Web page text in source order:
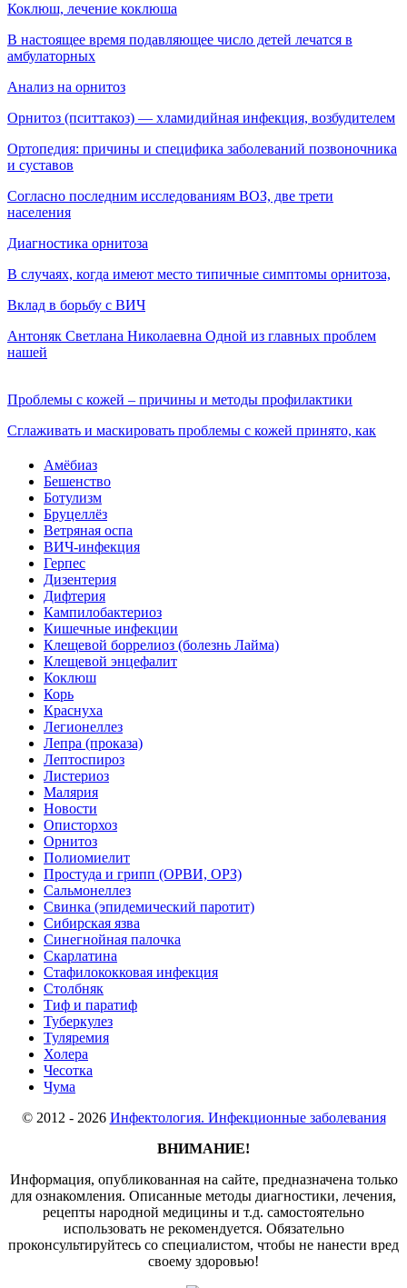
Коклюш, лечение коклюша
В настоящее время подавляющее число детей лечатся в
амбулаторных
Анализ на орнитоз
Орнитоз (пситтакоз) — хламидийная инфекция, воз­будителем
Ортопедия: причины и специфика заболеваний позвоночника
и суставов
Согласно последним исследованиям ВОЗ, две трети
населения
Диагностика орнитоза
В случаях, когда имеют место типичные симптомы орнитоза,
Вклад в борьбу с ВИЧ
Антоняк Светлана Николаевна Одной из главных проблем
нашей
Проблемы с кожей – причины и методы профилактики
Сглаживать и маскировать проблемы с кожей принято, как
Амёбиаз
Бешенство
Ботулизм
Бруцеллёз
Ветряная оспа
ВИЧ-инфекция
Герпес
Дизентерия
Дифтерия
Кампилобактериоз
Кишечные инфекции
Клещевой боррелиоз (болезнь Лайма)
Клещевой энцефалит
Коклюш
Корь
Краснуха
Легионеллез
Лепра (проказа)
Лептоспироз
Листериоз
Малярия
Новости
Описторхоз
Орнитоз
Полиомиелит
Простуда и грипп (ОРВИ, ОРЗ)
Сальмонеллез
Свинка (эпидемический паротит)
Сибирская язва
Синегнойная палочка
Скарлатина
Стафилококковая инфекция
Столбняк
Тиф и паратиф
Туберкулез
Туляремия
Холера
Чесотка
Чума
© 2012 - 2026 Инфектология. Инфекционные заболевания
ВНИМАНИЕ!
Информация, опубликованная на сайте, предназначена только
для ознакомления. Описанные методы диагностики, лечения,
рецепты народной медицины и т.д. самостоятельно
использовать не рекомендуется. Обязательно
проконсультируйтесь со специалистом, чтобы не нанести вред
своему здоровью!